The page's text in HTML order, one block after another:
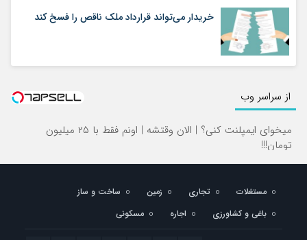
خریدار می‌تواند قرارداد ملک ناقص را فسخ کند
از سراسر وب
میخوای ایمپلنت کنی؟ | الان وقتشه | اونم فقط با ۲۵ میلیون
تومان!!!
مستغلات تجاری زمین
ساخت و ساز
باغی و کشاورزی
اجاره مسکونی